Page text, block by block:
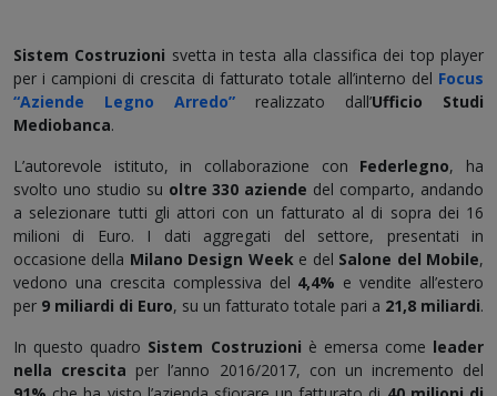
Sistem Costruzioni svetta in testa alla classifica dei top player
per i campioni di crescita di fatturato totale all’interno del Focus
“Aziende Legno Arredo” realizzato dall’Ufficio Studi
Mediobanca.
L’autorevole istituto, in collaborazione con Federlegno, ha
svolto uno studio su oltre 330 aziende del comparto, andando
a selezionare tutti gli attori con un fatturato al di sopra dei 16
milioni di Euro. I dati aggregati del settore, presentati in
occasione della Milano Design Week e del Salone del Mobile,
vedono una crescita complessiva del 4,4% e vendite all’estero
per 9 miliardi di Euro, su un fatturato totale pari a 21,8 miliardi.
In questo quadro Sistem Costruzioni è emersa come leader
nella crescita per l’anno 2016/2017, con un incremento del